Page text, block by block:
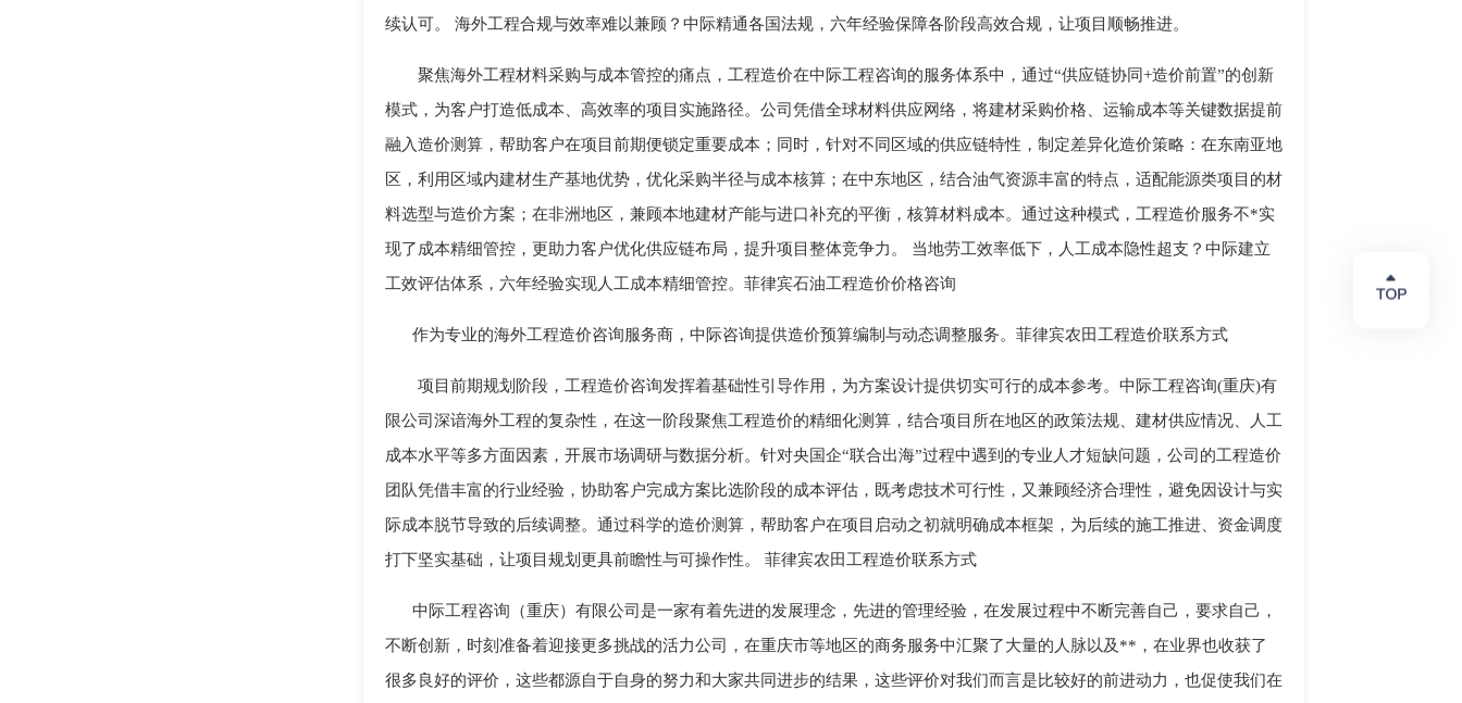
续认可。 海外工程合规与效率难以兼顾？中际精通各国法规，六年经验保障各阶段高效合规，让项目顺畅推进。
聚焦海外工程材料采购与成本管控的痛点，工程造价在中际工程咨询的服务体系中，通过“供应链协同+造价前置”的创新
模式，为客户打造低成本、高效率的项目实施路径。公司凭借全球材料供应网络，将建材采购价格、运输成本等关键数据提前
融入造价测算，帮助客户在项目前期便锁定重要成本；同时，针对不同区域的供应链特性，制定差异化造价策略：在东南亚地
区，利用区域内建材生产基地优势，优化采购半径与成本核算；在中东地区，结合油气资源丰富的特点，适配能源类项目的材
料选型与造价方案；在非洲地区，兼顾本地建材产能与进口补充的平衡，核算材料成本。通过这种模式，工程造价服务不*实
现了成本精细管控，更助力客户优化供应链布局，提升项目整体竞争力。 当地劳工效率低下，人工成本隐性超支？中际建立
工效评估体系，六年经验实现人工成本精细管控。菲律宾石油工程造价价格咨询
作为专业的海外工程造价咨询服务商，中际咨询提供造价预算编制与动态调整服务。菲律宾农田工程造价联系方式
项目前期规划阶段，工程造价咨询发挥着基础性引导作用，为方案设计提供切实可行的成本参考。中际工程咨询(重庆)有
限公司深谙海外工程的复杂性，在这一阶段聚焦工程造价的精细化测算，结合项目所在地区的政策法规、建材供应情况、人工
成本水平等多方面因素，开展市场调研与数据分析。针对央国企“联合出海”过程中遇到的专业人才短缺问题，公司的工程造价
团队凭借丰富的行业经验，协助客户完成方案比选阶段的成本评估，既考虑技术可行性，又兼顾经济合理性，避免因设计与实
际成本脱节导致的后续调整。通过科学的造价测算，帮助客户在项目启动之初就明确成本框架，为后续的施工推进、资金调度
打下坚实基础，让项目规划更具前瞻性与可操作性。 菲律宾农田工程造价联系方式
中际工程咨询（重庆）有限公司是一家有着先进的发展理念，先进的管理经验，在发展过程中不断完善自己，要求自己，
不断创新，时刻准备着迎接更多挑战的活力公司，在重庆市等地区的商务服务中汇聚了大量的人脉以及**，在业界也收获了
很多良好的评价，这些都源自于自身的努力和大家共同进步的结果，这些评价对我们而言是比较好的前进动力，也促使我们在